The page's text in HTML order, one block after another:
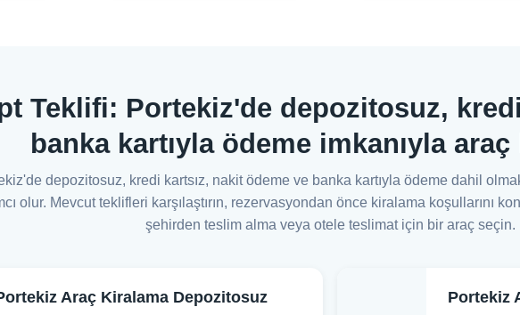
Teklifi: Portekiz'de depozitosuz,
banka kartıyla ödeme imkanıyla
depozitosuz, kredi kartsız, nakit ödeme ve banka kartıyla ödeme dahil
olur. Mevcut teklifleri karşılaştırın, rezervasyondan önce kiralama koşullarını
şehirden teslim alma veya otele teslimat için bir araç seçin.
Araç Kiralama Depozitosuz Portekiz